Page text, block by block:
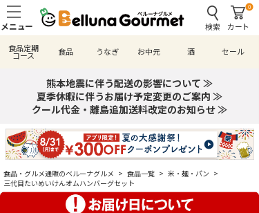
検索
0
カート
食品定期
コース 食品 うなぎ お中元 酒 セール
熊本地震に伴う配送の影響について ≫
夏季休暇に伴うお届け予定変更のご案内 ≫
クール代金・離島追加送料改定のお知らせ ≫
食品・グルメ通販のベルーナグルメ > 食品一覧 > 米・麺・パン >
三代目たいめいけんオムハンバーグセット